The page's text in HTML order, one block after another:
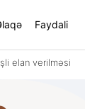
Faydali
elan verilməsi